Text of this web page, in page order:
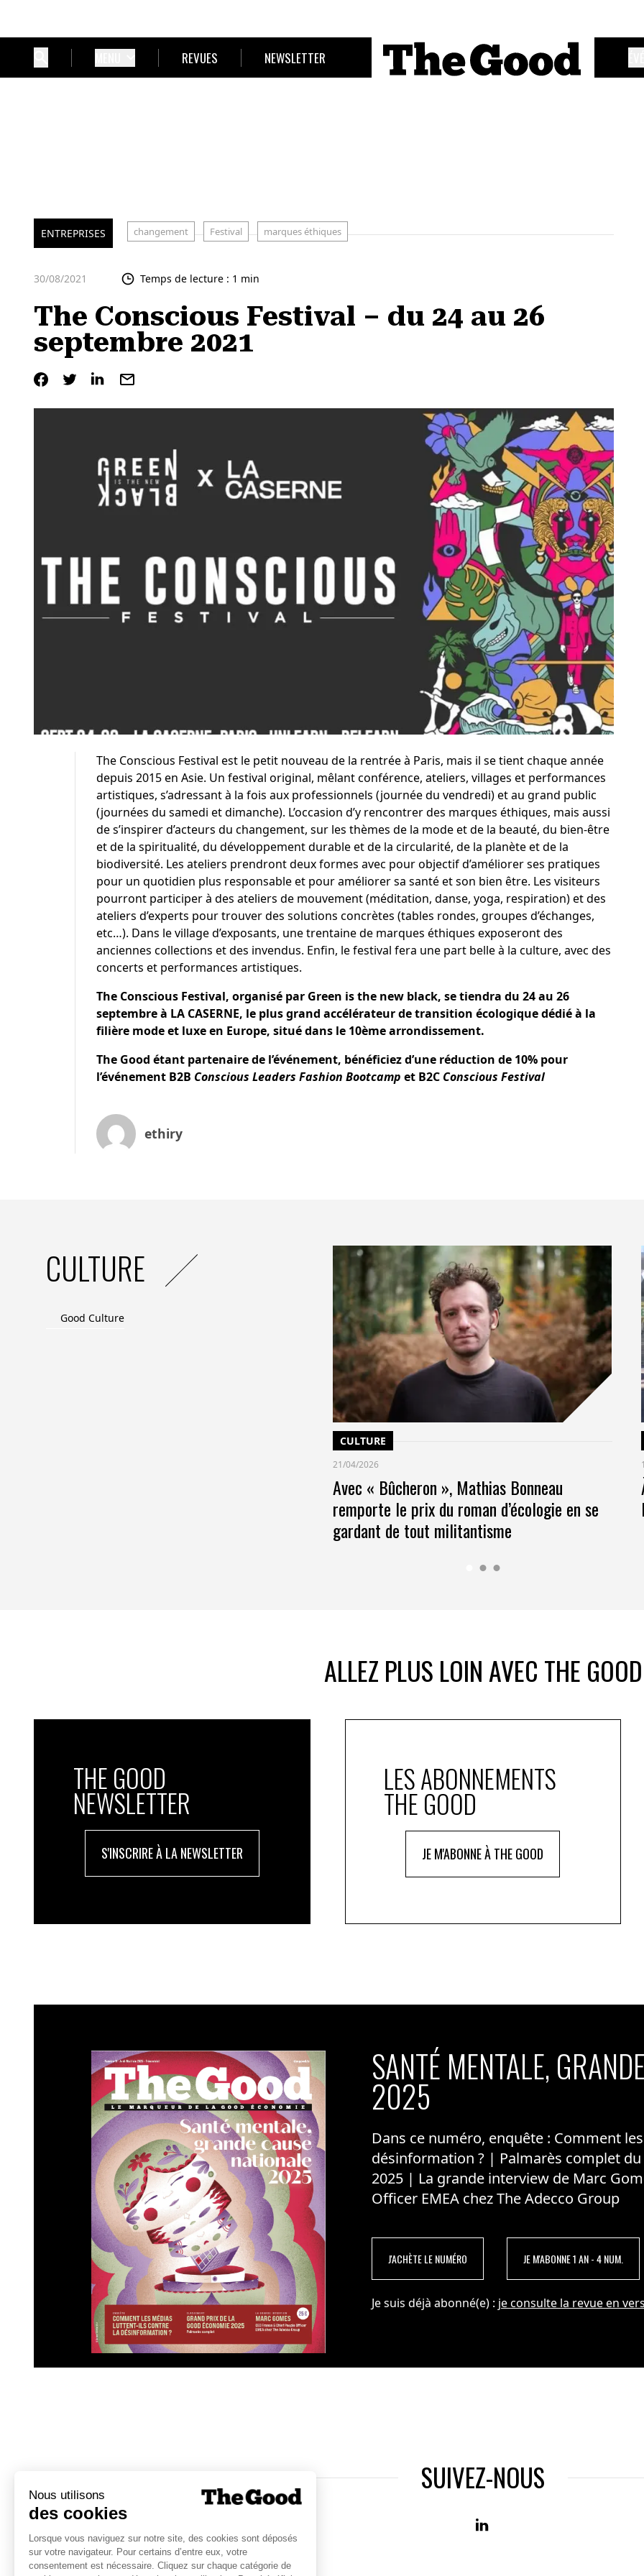
REVUES NEWSLETTER
ENTREPRISES changement Festival marques éthiques
30/08/2021 Temps de lecture : 1 min
The Conscious Festival – du 24 au 26
septembre 2021
The Conscious Festival est le petit nouveau de la rentrée à Paris, mais il se tient chaque année
depuis 2015 en Asie. Un festival original, mêlant conférence, ateliers, villages et performances
artistiques, s’adressant à la fois aux professionnels (journée du vendredi) et au grand public
(journées du samedi et dimanche). L’occasion d’y rencontrer des marques éthiques, mais aussi
de s’inspirer d’acteurs du changement, sur les thèmes de la mode et de la beauté, du bien-être
et de la spiritualité, du développement durable et de la circularité, de la planète et de la
biodiversité. Les ateliers prendront deux formes avec pour objectif d’améliorer ses pratiques
pour un quotidien plus responsable et pour améliorer sa santé et son bien être. Les visiteurs
pourront participer à des ateliers de mouvement (méditation, danse, yoga, respiration) et des
ateliers d’experts pour trouver des solutions concrètes (tables rondes, groupes d’échanges,
etc…). Dans le village d’exposants, une trentaine de marques éthiques exposeront des
anciennes collections et des invendus. Enfin, le festival fera une part belle à la culture, avec des
concerts et performances artistiques.
The Conscious Festival, organisé par Green is the new black, se tiendra du 24 au 26
septembre à LA CASERNE, le plus grand accélérateur de transition écologique dédié à la
filière mode et luxe en Europe, situé dans le 10ème arrondissement.
The Good étant partenaire de l’événement, bénéficiez d’une réduction de 10% pour
l’événement B2B Conscious Leaders Fashion Bootcamp et B2C Conscious Festival
ethiry
CULTURE
Good Culture
CULTURE
21/04/2026
Avec « Bûcheron », Mathias Bonneau
remporte le prix du roman d’écologie en se
gardant de tout militantisme
ALLEZ PLUS LOIN AVEC THE GOOD
THE GOOD
NEWSLETTER
S'INSCRIRE À LA NEWSLETTER
LES ABONNEMENTS
THE GOOD
JE M'ABONNE À THE GOOD
SANTÉ MENTALE,
2025
Dans ce numéro, enquête : Comment
désinformation ? | Palmarès complet
2025 | La grande interview de Marc
Officer EMEA chez The Adecco Group
J'ACHÈTE LE NUMÉRO JE M'ABONNE 1 AN - 4 NUM.
Je suis déjà abonné(e) : je consulte la revue en
SUIVEZ-NOUS